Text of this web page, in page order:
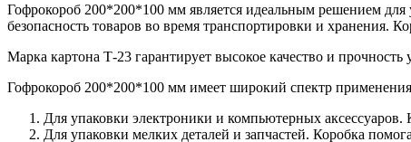
Гофрокороб 200*200*100 мм является идеальным решением для
безопасность товаров во время транспортировки и хранения.
Марка картона Т-23 гарантирует высокое качество и
Гофрокороб 200*200*100 мм имеет широкий спектр
Для упаковки электроники и компьютерных
Для упаковки мелких деталей и запчастей. Коробка